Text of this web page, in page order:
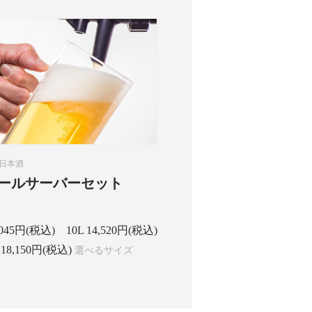
本酒
ルサーバーセット
円(税込)
10L 14,520円(税込)
円(税込) 選べるサイズ